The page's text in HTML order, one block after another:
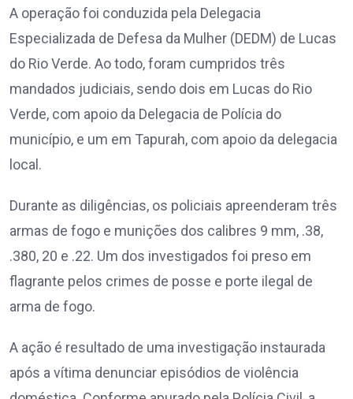
A operação foi conduzida pela Delegacia
Especializada de Defesa da Mulher (DEDM) de Lucas
do Rio Verde. Ao todo, foram cumpridos três
mandados judiciais, sendo dois em Lucas do Rio
Verde, com apoio da Delegacia de Polícia do
município, e um em Tapurah, com apoio da delegacia
local.
Durante as diligências, os policiais apreenderam três
armas de fogo e munições dos calibres 9 mm, .38,
.380, 20 e .22. Um dos investigados foi preso em
flagrante pelos crimes de posse e porte ilegal de
arma de fogo.
A ação é resultado de uma investigação instaurada
após a vítima denunciar episódios de violência